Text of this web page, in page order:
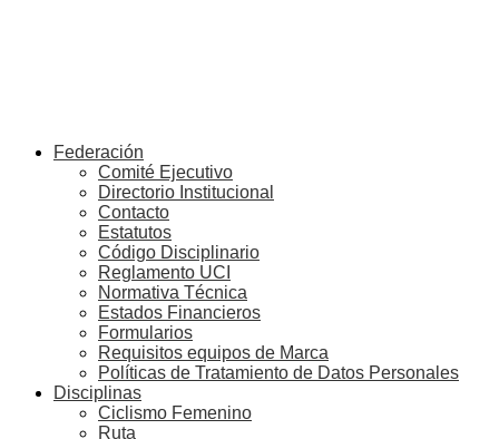
Federación
Comité Ejecutivo
Directorio Institucional
Contacto
Estatutos
Código Disciplinario
Reglamento UCI
Normativa Técnica
Estados Financieros
Formularios
Requisitos equipos de Marca
Políticas de Tratamiento de Datos Personales
Disciplinas
Ciclismo Femenino
Ruta